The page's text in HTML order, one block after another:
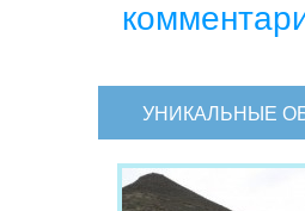
УНИКАЛЬНЫЕ